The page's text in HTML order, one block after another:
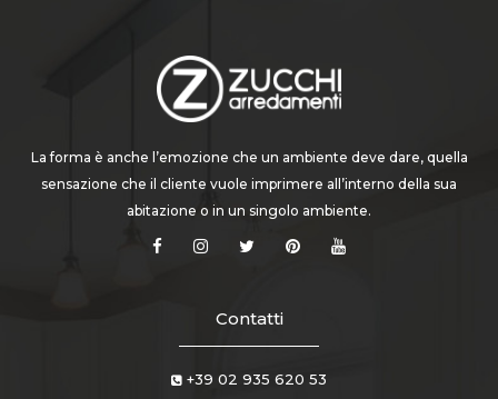
La forma è anche l’emozione che un ambiente deve dare, quella
sensazione che il cliente vuole imprimere all’interno della sua
abitazione o in un singolo ambiente.
Contatti
+39 02 935 620 53